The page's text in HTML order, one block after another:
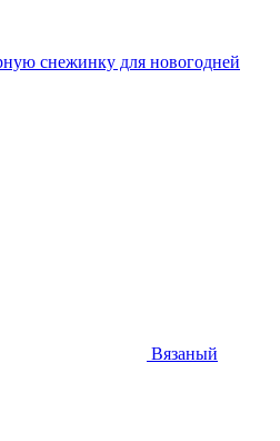
снежинку для новогодней
Вязаный